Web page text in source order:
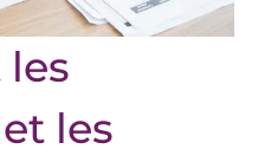
les